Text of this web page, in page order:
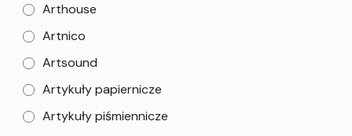
Arthouse
Artnico
Artsound
Artykuły papiernicze
Artykuły piśmiennicze